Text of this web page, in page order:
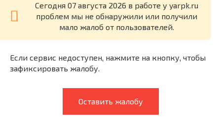
Cегодня 07 августа 2026 в работе у yarpk.ru
проблем мы не обнаружили или получили
мало жалоб от пользователей.
Если сервис недоступен, нажмите на кнопку, чтобы
зафиксировать жалобу.
Оставить жалобу